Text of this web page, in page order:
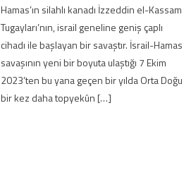
Hamas’ın silahlı kanadı İzzeddin el-Kassam
Tugayları’nın, israil geneline geniş çaplı
cihadı ile başlayan bir savaştır. İsrail-Hamas
savaşının yeni bir boyuta ulaştığı 7 Ekim
2023’ten bu yana geçen bir yılda Orta Doğu
bir kez daha topyekûn […]